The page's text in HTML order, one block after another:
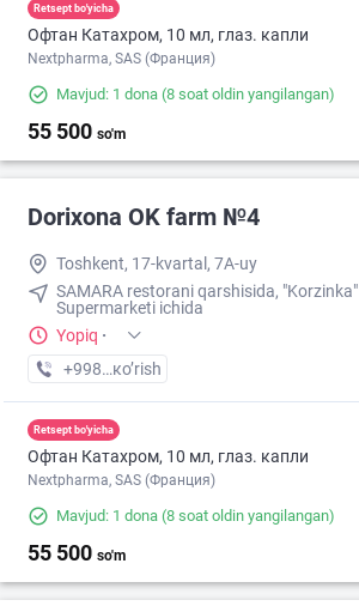
Retsept bo'yicha
Офтан Катахром, 10 мл, глаз. капли
Nextpharma, SAS (Франция)
Mavjud: 1 dona (8 soat oldin yangilangan)
55 500 so'm
Dorixona ОK farm №4
Toshkent, 17-kvartal, 7A-uy
SAMARA restorani qarshisida, "Korzinka"
Supermarketi ichida
Yopiq ·
+998 (90) XXX-XX-XX
кo’rish
Retsept bo'yicha
Офтан Катахром, 10 мл, глаз. капли
Nextpharma, SAS (Франция)
Mavjud: 1 dona (8 soat oldin yangilangan)
55 500 so'm